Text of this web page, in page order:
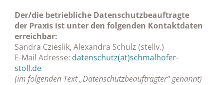
Der/die betriebliche Datenschutzbeauftragte
der Praxis ist unter den folgenden Kontaktdaten
erreichbar:
Sandra Czieslik, Alexandra Schulz (stellv.)
E-Mail Adresse: datenschutz(at)schmalhofer-
stoll.de
(im folgenden Text „Datenschutzbeauftragter“ genannt)